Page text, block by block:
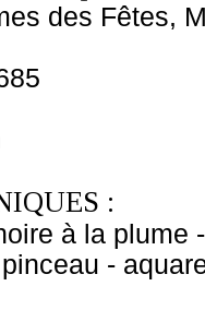
des Fêtes,
:
à la plume
-